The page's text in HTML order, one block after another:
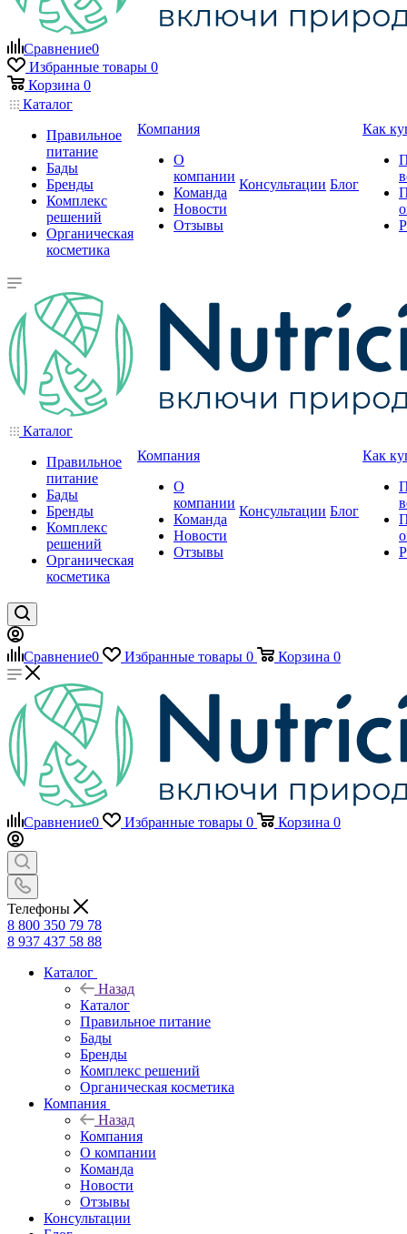
Сравнение0
Избранные товары 0
Корзина 0
Каталог
Правильное
питание
Бады
Бренды
Комплекс
решений
Органическая
косметика
Компания
О
компании
Команда
Новости
Отзывы
Консультации Блог
Как
Каталог
Правильное
питание
Бады
Бренды
Комплекс
решений
Органическая
косметика
Компания
О
компании
Команда
Новости
Отзывы
Консультации Блог
Как
Сравнение0 Избранные товары 0 Корзина 0
Сравнение0 Избранные товары 0 Корзина 0
Телефоны
8 800 350 79 78
8 937 437 58 88
Каталог
Назад
Каталог
Правильное питание
Бады
Бренды
Комплекс решений
Органическая косметика
Компания
Назад
Компания
О компании
Команда
Новости
Отзывы
Консультации